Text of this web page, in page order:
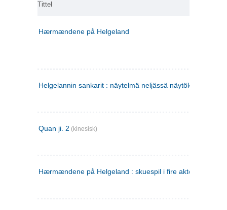
Tittel
Hærmændene på Helgeland
Helgelannin sankarit : näytelmä neljässä näytöksessä
Quan ji. 2 (kinesisk)
Hærmændene på Helgeland : skuespil i fire akter